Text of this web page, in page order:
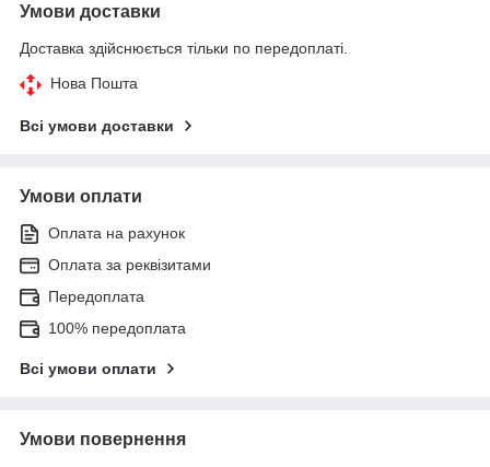
Умови доставки
Доставка здійснюється тільки по передоплаті.
Нова Пошта
Всі умови доставки
Умови оплати
Оплата на рахунок
Оплата за реквізитами
Передоплата
100% передоплата
Всі умови оплати
Умови повернення